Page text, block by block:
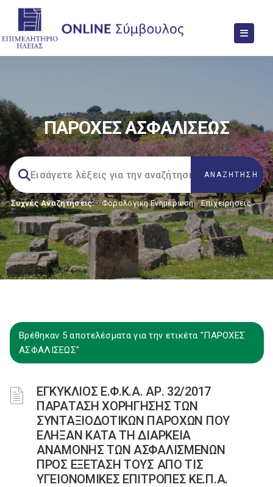
ΠΑΡΟΧΕΣ ΑΣΦΑΛΙΣΕΩΣ
Συχνές Αναζητήσεις: Φορολογικη Ενημέρωση, Επιχειρήσεις
Βρέθηκαν 5 αποτελέσματα για την ετικέτα "ΠΑΡΟΧΕΣ
ΑΣΦΑΛΙΣΕΩΣ"
ΕΓΚΥΚΛΙΟΣ Ε.Φ.Κ.Α. ΑΡ. 32/2017
ΠΑΡΑΤΑΣΗ ΧΟΡΗΓΗΣΗΣ ΤΩΝ
ΣΥΝΤΑΞΙΟΔΟΤΙΚΩΝ ΠΑΡΟΧΩΝ ΠΟΥ
ΕΛΗΞΑΝ ΚΑΤΑ ΤΗ ΔΙΑΡΚΕΙΑ
ΑΝΑΜΟΝΗΣ ΤΩΝ ΑΣΦΑΛΙΣΜΕΝΩΝ
ΠΡΟΣ ΕΞΕΤΑΣΗ ΤΟΥΣ ΑΠΟ ΤΙΣ
ΥΓΕΙΟΝΟΜΙΚΕΣ ΕΠΙΤΡΟΠΕΣ ΚΕ.Π.Α.